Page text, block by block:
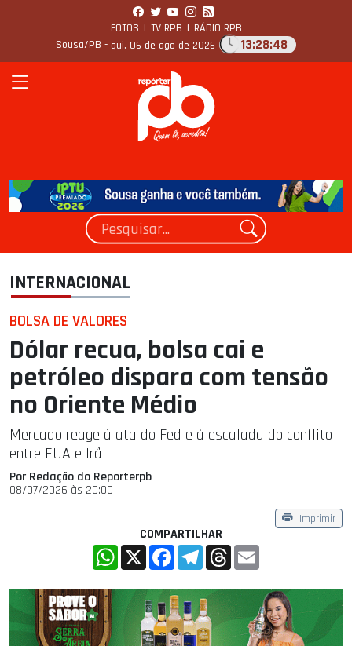
FOTOS | TV RPB | RÁDIO RPB
Sousa/PB - qui, 06 de ago de 2026 13:28:49
INTERNACIONAL
BOLSA DE VALORES
Dólar recua, bolsa cai e
petróleo dispara com tensão
no Oriente Médio
Mercado reage à ata do Fed e à escalada do conflito
entre EUA e Irã
Por Redação do Reporterpb
08/07/2026 às 20:00
Imprimir
COMPARTILHAR
WhatsApp
X FacebookTelegramThreads